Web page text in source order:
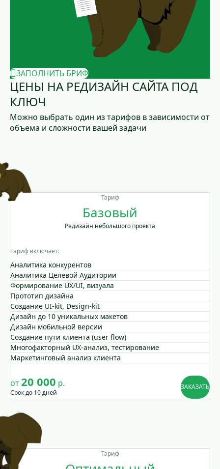
ЗАПОЛНИТЬ БРИФ
ЦЕНЫ НА РЕДИЗАЙН САЙТА ПОД
КЛЮЧ
Можно выбрать один из тарифов в зависимости от
объема и сложности вашей задачи
Тариф
Базовый
Редизайн небольшого проекта
Тариф включает:
Аналитика конкурентов
Аналитика Целевой Аудитории
Формирование UX/UI, визуала
Прототип дизайна
Создание UI-kit, Design-kit
Дизайн до 10 уникальных макетов
Дизайн мобильной версии
Создание пути клиента (user flow)
Многофакторный UX-анализ, тестирование
Маркетинговый анализ клиента
от20 000 р.
Срок до 10 дней
ЗАКАЗАТЬ
Тариф